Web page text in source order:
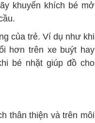
khuyến khích bé mở
của trẻ. Ví dụ như khi
hơn trên xe buýt hay
bé nhặt giúp đồ cho
thân thiện và trên môi